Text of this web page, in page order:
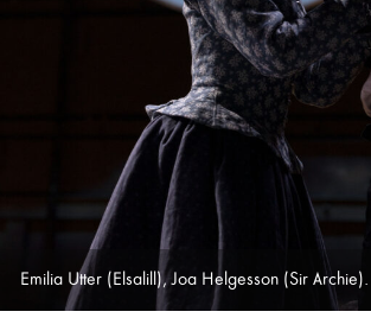
Emilia Utter (Elsalill), Joa Helgesson (Sir